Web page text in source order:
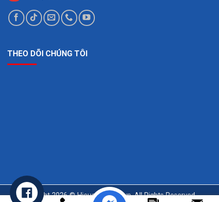
THEO DÕI CHÚNG TÔI
Copyright 2026 © Hieuchuansqc.vn. All Rights Reserved -